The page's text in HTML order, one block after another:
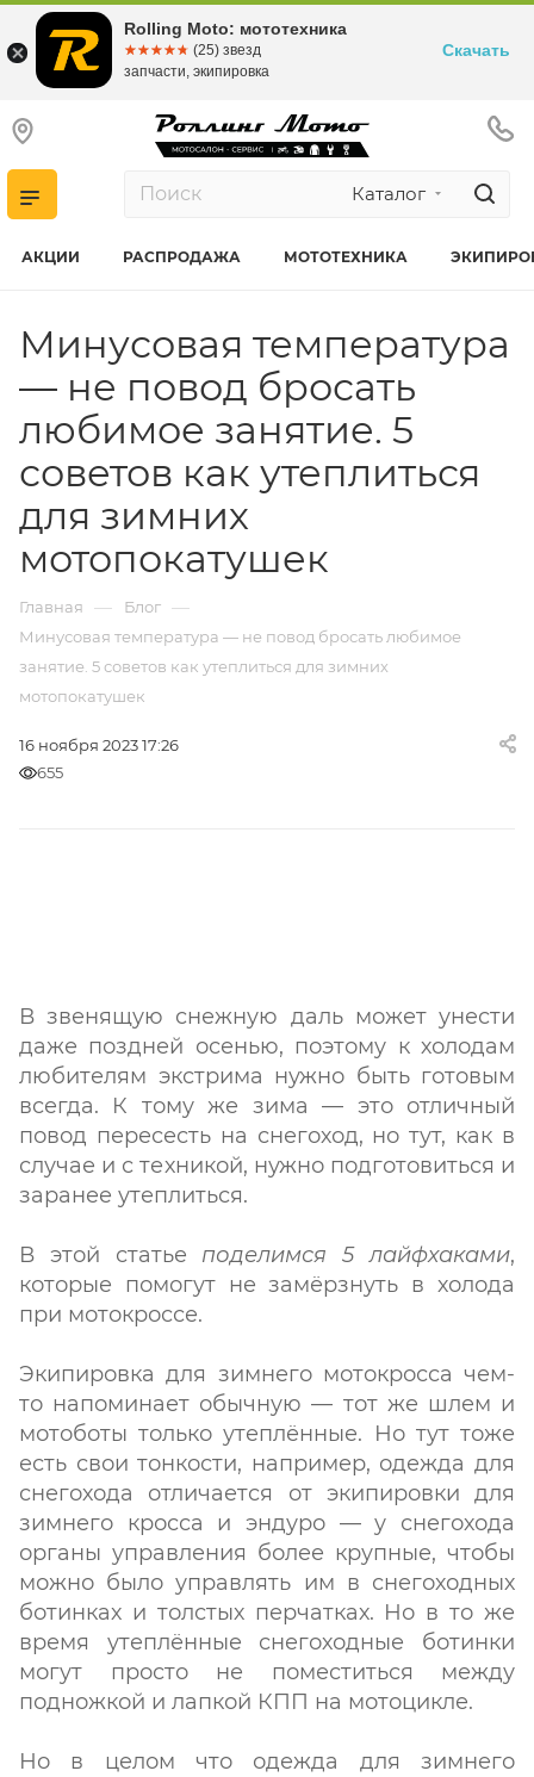
Каталог
АКЦИИ РАСПРОДАЖА МОТОТЕХНИКА
Минусовая температура
— не повод бросать
любимое занятие. 5
советов как утеплиться
для зимних
мотопокатушек
Главная — Блог —
Минусовая температура — не повод бросать любимое
занятие. 5 советов как утеплиться для зимних
мотопокатушек
16 ноября 2023 17:26
655
В звенящую снежную даль может унести
даже поздней осенью, поэтому к холодам
любителям экстрима нужно быть готовым
всегда. К тому же зима — это отличный
повод пересесть на снегоход, но тут, как в
случае и с техникой, нужно подготовиться и
заранее утеплиться.
В этой статье поделимся 5 лайфхаками,
которые помогут не замёрзнуть в холода
при мотокроссе.
Экипировка для зимнего мотокросса чем-
то напоминает обычную — тот же шлем и
мотоботы только утеплённые. Но тут тоже
есть свои тонкости, например, одежда для
снегохода отличается от экипировки для
зимнего кросса и эндуро — у снегохода
органы управления более крупные, чтобы
можно было управлять им в снегоходных
ботинках и толстых перчатках. Но в то же
время утеплённые снегоходные ботинки
могут просто не поместиться между
подножкой и лапкой КПП на мотоцикле.
Но в целом что одежда для зимнего
Rolling Moto: мототехника
☆☆☆☆☆
★★★★★ (25) звезд
запчасти, экипировка
Скачать